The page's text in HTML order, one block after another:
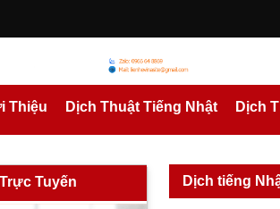
Thiệu Dịch Thuật Tiếng Nhật Dịch
Dịch tiếng
Tuyến